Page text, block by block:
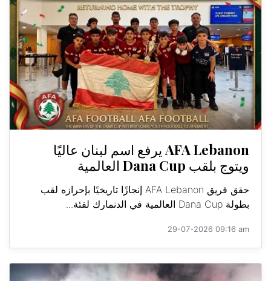
AFA Lebanon يرفع اسم لبنان عاليًا
ويتوج بلقب Dana Cup العالمية
حقق فريق AFA Lebanon إنجازًا تاريخيًا بإحرازه لقب
بطولة Dana Cup العالمية في الدنمارك لفئة...
29-07-2026 09:16 am